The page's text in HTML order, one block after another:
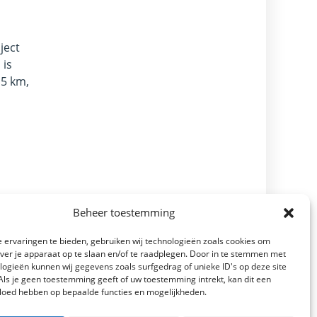
Beheer toestemming
ervaringen te bieden, gebruiken wij technologieën zoals cookies om
je apparaat op te slaan en/of te raadplegen. Door in te stemmen met
kunnen wij gegevens zoals surfgedrag of unieke ID's op deze site
je geen toestemming geeft of uw toestemming intrekt, kan dit een
hebben op bepaalde functies en mogelijkheden.
km,